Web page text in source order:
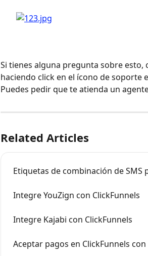
Si tienes alguna pregunta sobre
haciendo click en el ícono de soporte
Puedes pedir que te atienda un
Related Articles
Etiquetas de combinación de SMS
Integre YouZign con ClickFunnels
Integre Kajabi con ClickFunnels
Aceptar pagos en ClickFunnels con